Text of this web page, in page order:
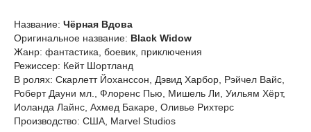
Название: Чёрная Вдова
Оригинальное название: Black Widow
Жанр: фантастика, боевик, приключения
Режиссер: Кейт Шортланд
В ролях: Скарлетт Йоханссон, Дэвид Харбор, Рэйчел Вайс,
Роберт Дауни мл., Флоренс Пью, Мишель Ли, Уильям Хёрт,
Иоланда Лайнс, Ахмед Бакаре, Оливье Рихтерс
Производство: США, Marvel Studios